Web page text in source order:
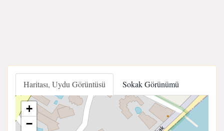
Haritası, Uydu Görüntüsü Sokak Görünümü
+
−